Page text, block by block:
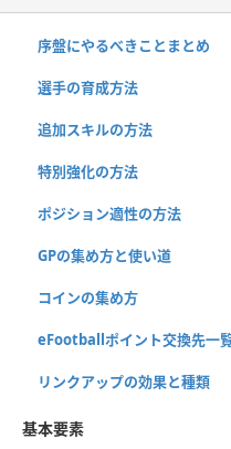
序盤にやるべきことまとめ
選手の育成方法
追加スキルの方法
特別強化の方法
ポジション適性の方法
GPの集め方と使い道
コインの集め方
eFootballポイント交換先一
リンクアップの効果と種類
基本要素